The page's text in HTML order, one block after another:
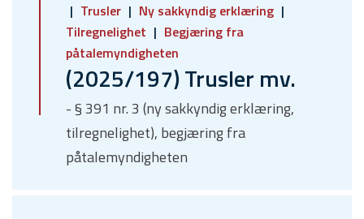
Trusler
Ny sakkyndig erklæring
Tilregnelighet
Begjæring fra
påtalemyndigheten
(2025/197) Trusler mv.
- § 391 nr. 3 (ny sakkyndig erklæring,
tilregnelighet), begjæring fra
påtalemyndigheten